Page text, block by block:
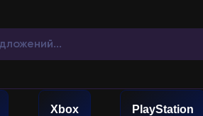
Xbox PlayStation